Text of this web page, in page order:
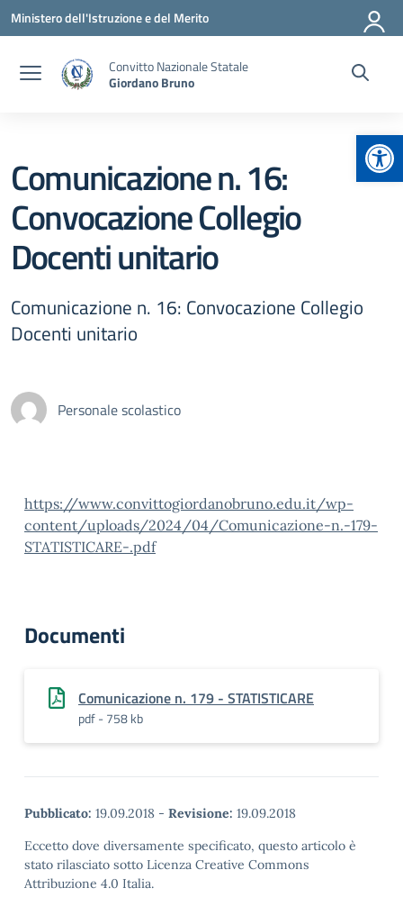
Vai ai contenuti
Vai al menu di navigazione
Vai al footer
Ministero dell'Istruzione e del Merito
Convitto Nazionale Statale
Giordano Bruno
Comunicazione n. 16:
Convocazione Collegio
Docenti unitario
Comunicazione n. 16: Convocazione Collegio
Docenti unitario
Personale scolastico
https://www.convittogiordanobruno.edu.it/wp-
content/uploads/2024/04/Comunicazione-n.-179-
STATISTICARE-.pdf
Documenti
Comunicazione n. 179 - STATISTICARE
pdf - 758 kb
Pubblicato: 19.09.2018 - Revisione: 19.09.2018
Eccetto dove diversamente specificato, questo articolo è
stato rilasciato sotto Licenza Creative Commons
Attribuzione 4.0 Italia.